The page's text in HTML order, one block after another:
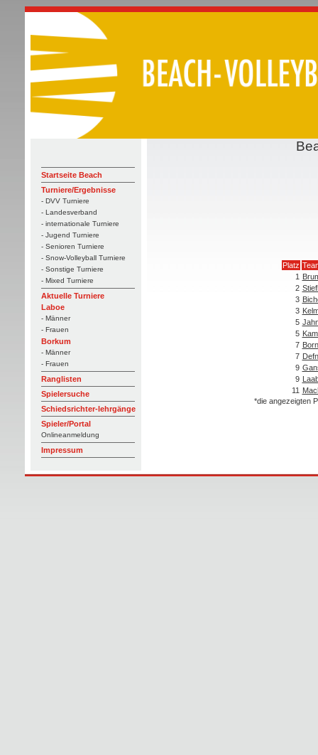
Startseite Beach
Turniere/Ergebnisse
- DVV Turniere
- Landesverband
- internationale Turniere
- Jugend Turniere
- Senioren Turniere
- Snow-Volleyball Turniere
- Sonstige Turniere
- Mixed Turniere
Aktuelle Turniere
Laboe
- Männer
- Frauen
Borkum
- Männer
- Frauen
Ranglisten
Spielersuche
Schiedsrichter-lehrgänge
Spieler/Portal
Onlineanmeldung
Impressum
Platz
1
2
3
3
5
5
7
7
9
9
11
*die angezeigten